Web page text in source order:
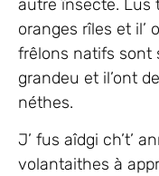
autre însecte. Lus
oranges rîles et il’
frêlons natifs sont
grandeu et il’ont
néthes.
J’ fus aîdgi ch’t’
volantaithes à